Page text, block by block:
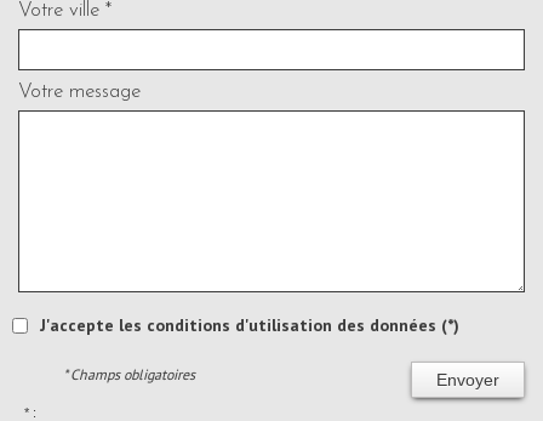
Votre ville *
Votre message
J'accepte les conditions d'utilisation des données (*)
Envoyer
* Champs obligatoires
* :